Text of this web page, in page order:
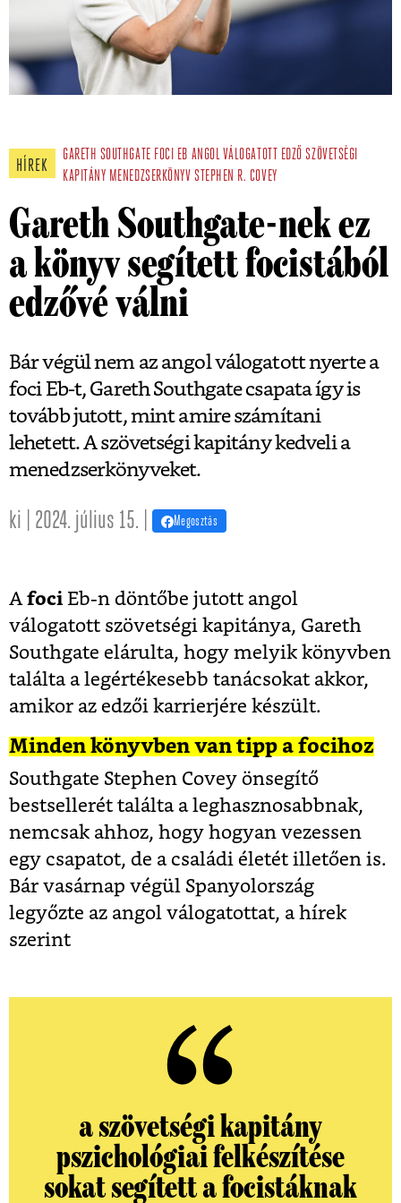
HÍREK
GARETH SOUTHGATE FOCI EB ANGOL VÁLOGATOTT EDZŐ SZÖVETSÉGI
KAPITÁNY MENEDZSERKÖNYV STEPHEN R. COVEY
Gareth Southgate-nek ez
a könyv segített focistából
edzővé válni
Bár végül nem az angol válogatott nyerte a
foci Eb-t, Gareth Southgate csapata így is
tovább jutott, mint amire számítani
lehetett. A szövetségi kapitány kedveli a
menedzserkönyveket.
ki | 2024. július 15. | Megosztás
A foci Eb-n döntőbe jutott angol
válogatott szövetségi kapitánya, Gareth
Southgate elárulta, hogy melyik könyvben
találta a legértékesebb tanácsokat akkor,
amikor az edzői karrierjére készült.
Minden könyvben van tipp a focihoz
Southgate Stephen Covey önsegítő
bestsellerét találta a leghasznosabbnak,
nemcsak ahhoz, hogy hogyan vezessen
egy csapatot, de a családi életét illetően is.
Bár vasárnap végül Spanyolország
legyőzte az angol válogatottat, a hírek
szerint
a szövetségi kapitány
pszichológiai felkészítése
sokat segített a focistáknak